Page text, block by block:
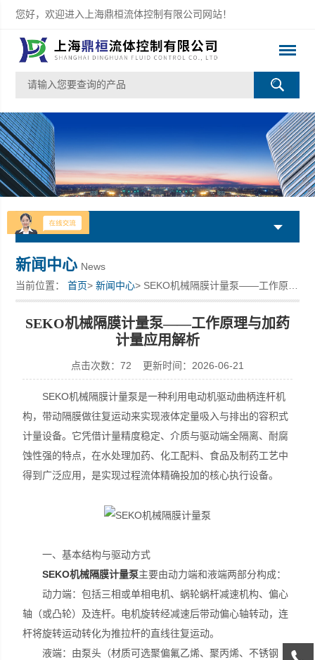
您好，欢迎进入上海鼎桓流体控制有限公司网站！
上海鼎桓流体控制有限公司
产品列表
新闻中心 News
当前位置：首页>新闻中心> SEKO机械隔膜计量泵——工作原理与加药计量应用解析
SEKO机械隔膜计量泵——工作原理与加药
计量应用解析
点击次数：72 更新时间：2026-06-21
SEKO机械隔膜计量泵是一种利用电动机驱动曲柄连杆机
构，带动隔膜做往复运动来实现液体定量吸入与排出的容积式
计量设备。它凭借计量精度稳定、介质与驱动端全隔离、耐腐
蚀性强的特点，在水处理加药、化工配料、食品及制药工艺中
得到广泛应用，是实现过程流体精确投加的核心执行设备。
一、基本结构与驱动方式
SEKO机械隔膜计量泵主要由动力端和液端两部分构成：
动力端：包括三相或单相电机、蜗轮蜗杆减速机构、偏心
轴（或凸轮）及连杆。电机旋转经减速后带动偏心轴转动，连
杆将旋转运动转化为推拉杆的直线往复运动。
液端：由泵头（材质可选聚偏氟乙烯、聚丙烯、不锈钢